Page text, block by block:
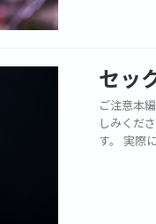
セッ
ご注意本
しみくだ
す。 実際